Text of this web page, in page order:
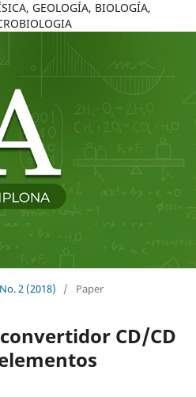
GEOLOGÍA, BIOLOGÍA,
2 (2018) / Paper
CD/CD